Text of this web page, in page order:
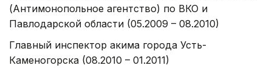
(Антимонопольное агентство) по ВКО и
Павлодарской области (05.2009 – 08.2010)
Главный инспектор акима города Усть-
Каменогорска (08.2010 – 01.2011)